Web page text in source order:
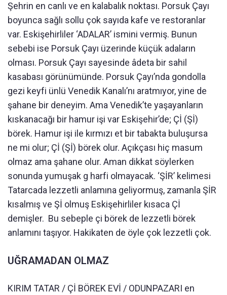
Şehrin en canlı ve en kalabalık noktası. Porsuk Çayı
boyunca sağlı sollu çok sayıda kafe ve restoranlar
var. Eskişehirliler ‘ADALAR’ ismini vermiş. Bunun
sebebi ise Porsuk Çayı üzerinde küçük adaların
olması. Porsuk Çayı sayesinde âdeta bir sahil
kasabası görünümünde. Porsuk Çayı’nda gondolla
gezi keyfi ünlü Venedik Kanalı’nı aratmıyor, yine de
şahane bir deneyim. Ama Venedik’te yaşayanların
kıskanacağı bir hamur işi var Eskişehir’de; Çİ (Şİ)
börek. Hamur işi ile kırmızı et bir tabakta buluşursa
ne mi olur; Çİ (Şİ) börek olur. Açıkçası hiç masum
olmaz ama şahane olur. Aman dikkat söylerken
sonunda yumuşak g harfi olmayacak. ‘ŞİR’ kelimesi
Tatarcada lezzetli anlamına geliyormuş, zamanla ŞİR
kısalmış ve Şİ olmuş Eskişehirliler kısaca Çİ
demişler. Bu sebeple çi börek de lezzetli börek
anlamını taşıyor. Hakikaten de öyle çok lezzetli çok.
UĞRAMADAN OLMAZ
KIRIM TATAR / Çİ BÖREK EVİ / ODUNPAZARI en